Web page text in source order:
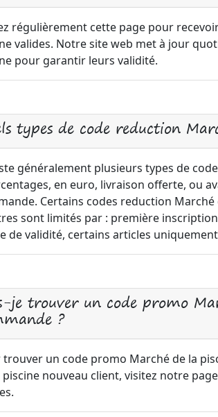
régulièrement cette page pour
valides. Notre site web met à jour
pour garantir leurs validité.
types de code reduction
généralement plusieurs types de
en euro, livraison offerte, ou
Certains codes reduction
sont limités par : première
de validité, certains articles
je trouver un code promo
?
trouver un code promo Marché de la
piscine nouveau client, visitez notre